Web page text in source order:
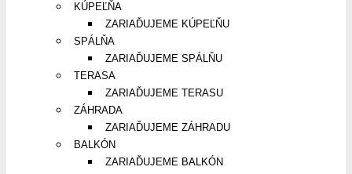
KÚPEĽŇA
ZARIAĎUJEME KÚPEĽŇU
SPÁLŇA
ZARIAĎUJEME SPÁLŇU
TERASA
ZARIAĎUJEME TERASU
ZÁHRADA
ZARIAĎUJEME ZÁHRADU
BALKÓN
ZARIAĎUJEME BALKÓN